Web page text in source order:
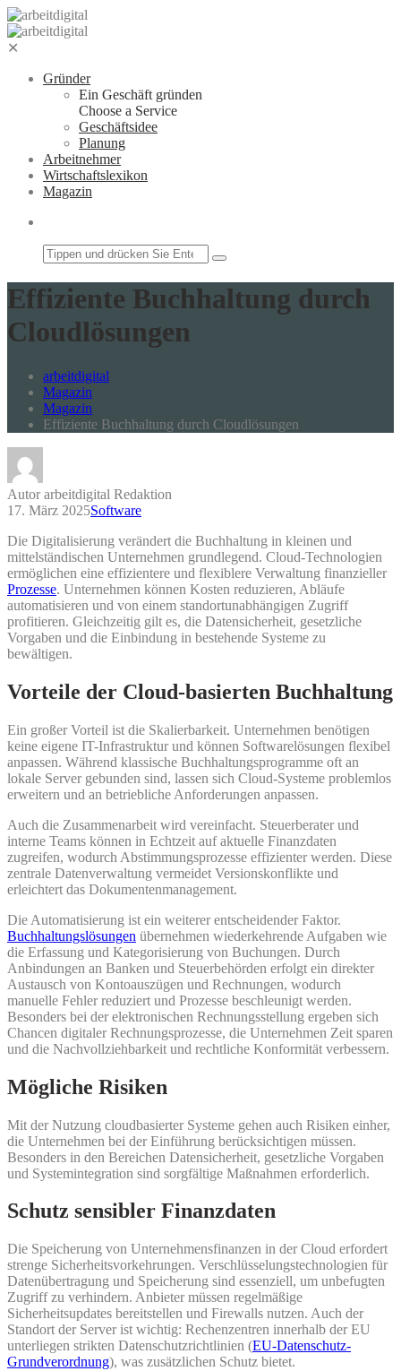
Zum
Inhalt
springen
✕
Gründer
Ein Geschäft gründen
Choose a Service
Geschäftsidee
Planung
Arbeitnehmer
Wirtschaftslexikon
Magazin
Suchfeld
Effiziente Buchhaltung durch
Cloudlösungen
arbeitdigital
Magazin
Magazin
Effiziente Buchhaltung durch Cloudlösungen
Autor arbeitdigital Redaktion
17. März 2025Software
Die Digitalisierung verändert die Buchhaltung in kleinen und
mittelständischen Unternehmen grundlegend. Cloud-Technologien
ermöglichen eine effizientere und flexiblere Verwaltung finanzieller
Prozesse. Unternehmen können Kosten reduzieren, Abläufe
automatisieren und von einem standortunabhängigen Zugriff
profitieren. Gleichzeitig gilt es, die Datensicherheit, gesetzliche
Vorgaben und die Einbindung in bestehende Systeme zu
bewältigen.
Vorteile der Cloud-basierten Buchhaltung
Ein großer Vorteil ist die Skalierbarkeit. Unternehmen benötigen
keine eigene IT-Infrastruktur und können Softwarelösungen flexibel
anpassen. Während klassische Buchhaltungsprogramme oft an
lokale Server gebunden sind, lassen sich Cloud-Systeme problemlos
erweitern und an betriebliche Anforderungen anpassen.
Auch die Zusammenarbeit wird vereinfacht. Steuerberater und
interne Teams können in Echtzeit auf aktuelle Finanzdaten
zugreifen, wodurch Abstimmungsprozesse effizienter werden. Diese
zentrale Datenverwaltung vermeidet Versionskonflikte und
erleichtert das Dokumentenmanagement.
Die Automatisierung ist ein weiterer entscheidender Faktor.
Buchhaltungslösungen übernehmen wiederkehrende Aufgaben wie
die Erfassung und Kategorisierung von Buchungen. Durch
Anbindungen an Banken und Steuerbehörden erfolgt ein direkter
Austausch von Kontoauszügen und Rechnungen, wodurch
manuelle Fehler reduziert und Prozesse beschleunigt werden.
Besonders bei der elektronischen Rechnungsstellung ergeben sich
Chancen digitaler Rechnungsprozesse, die Unternehmen Zeit sparen
und die Nachvollziehbarkeit und rechtliche Konformität verbessern.
Mögliche Risiken
Mit der Nutzung cloudbasierter Systeme gehen auch Risiken einher,
die Unternehmen bei der Einführung berücksichtigen müssen.
Besonders in den Bereichen Datensicherheit, gesetzliche Vorgaben
und Systemintegration sind sorgfältige Maßnahmen erforderlich.
Schutz sensibler Finanzdaten
Die Speicherung von Unternehmensfinanzen in der Cloud erfordert
strenge Sicherheitsvorkehrungen. Verschlüsselungstechnologien für
Datenübertragung und Speicherung sind essenziell, um unbefugten
Zugriff zu verhindern. Anbieter müssen regelmäßige
Sicherheitsupdates bereitstellen und Firewalls nutzen. Auch der
Standort der Server ist wichtig: Rechenzentren innerhalb der EU
unterliegen strikten Datenschutzrichtlinien (EU-Datenschutz-
Grundverordnung), was zusätzlichen Schutz bietet.